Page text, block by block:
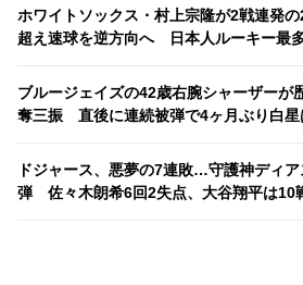
ホワイトソックス・村上宗隆が2戦連発
超え速球を逆方向へ 日本人ルーキー最
ブルージェイズの42歳右腕シャーザーが
奪三振 直後に連続被弾で4ヶ月ぶり白星
ドジャース、悪夢の7連敗…守護神ディ
弾 佐々木朗希6回2失点、大谷翔平は10